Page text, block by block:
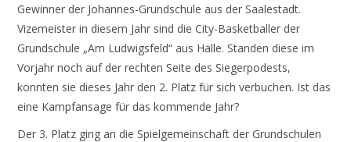
Gewinner der Johannes-Grundschule aus der Saalestadt.
Vizemeister in diesem Jahr sind die City-Basketballer der
Grundschule „Am Ludwigsfeld“ aus Halle. Standen diese im
Vorjahr noch auf der rechten Seite des Siegerpodests,
konnten sie dieses Jahr den 2. Platz für sich verbuchen. Ist das
eine Kampfansage für das kommende Jahr?
Der 3. Platz ging an die Spielgemeinschaft der Grundschulen